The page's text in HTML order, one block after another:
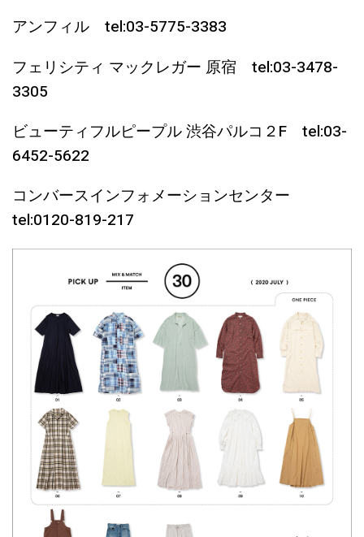
アンフィル tel:03-5775-3383
フェリシティ マックレガー 原宿 tel:03-3478-
3305
ビューティフルピープル 渋谷パルコ２F tel:03-
6452-5622
コンバースインフォメーションセンター
tel:0120-819-217